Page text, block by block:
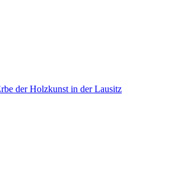
der Holzkunst in der Lausitz